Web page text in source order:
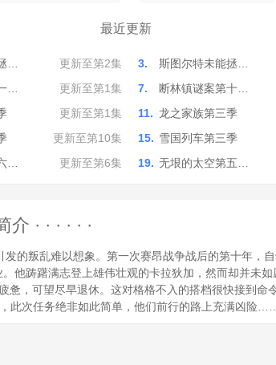
最近更新
… 更新至第2集 3. 斯图尔特未能拯…
… 更新至第1集 7. 断林镇谜案第十…
更新至第1集 11. 龙之家族第三季
更新至第10集 15. 雪国列车第三季
… 更新至第6集 19. 无垠的太空第五…
· · · · · ·
的叛乱难以想象。第一次赛昂战争战后的第十年，
他踌躇满志登上雄伟壮观的卡拉狄加，然而却并未
惫，可望尽早退休。这对格格不入的搭档很快接到
此次任务绝非如此简单，他们前行的路上充满凶险